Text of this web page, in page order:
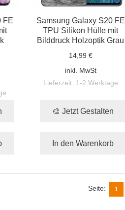
FE
Samsung Galaxy S20 FE
TPU Silikon Hülle mit
Bilddruck Holzoptik Grau
14,99 €
inkl. MwSt
Lieferzeit: 1-2 Werktage
🎨 Jetzt Gestalten
In den Warenkorb
Seite: 1